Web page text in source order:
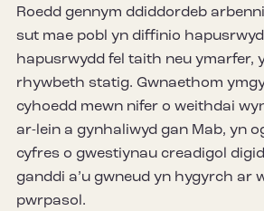
Roedd gennym ddiddordeb
sut mae pobl yn diffinio
hapusrwydd fel taith neu ymarfer,
rhywbeth statig. Gwnaethom
cyhoedd mewn nifer o weithdai
ar-lein a gynhaliwyd gan Mab, yn
cyfres o gwestiynau creadigol
ganddi a’u gwneud yn hygyrch ar
pwrpasol.